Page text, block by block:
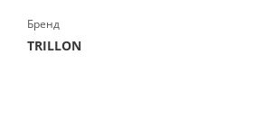
Бренд
TRILLON